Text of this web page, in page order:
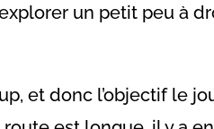
un petit peu à
et donc l’objectif le